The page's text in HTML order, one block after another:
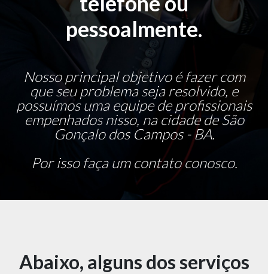
pessoalmente.
Nosso principal objetivo é fazer com
que seu problema seja resolvido, e
possuímos uma equipe de profissionais
empenhados nisso, na cidade de São
Gonçalo dos Campos - BA.
Por isso faça um contato conosco.
Abaixo, alguns dos serviços